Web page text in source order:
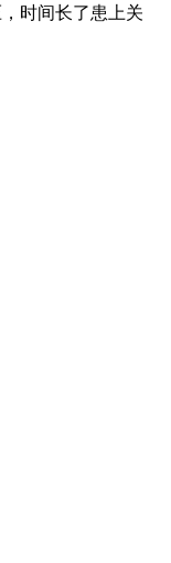
时间长了患上关